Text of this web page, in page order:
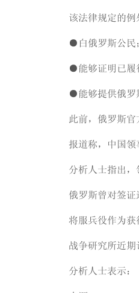
该法律规定的例
●白俄罗斯公民
●能够证明已履
●能够提供俄罗
此前，俄罗斯官
报道称，中国
分析人士指出，
俄罗斯曾对签证
将服兵役作为获
战争研究所近期
分析人士表示